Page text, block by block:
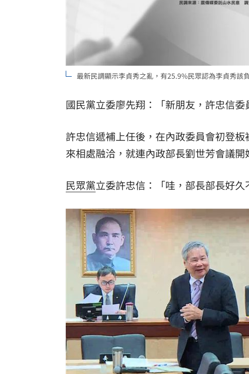
台彩父親節推新刮刮樂千萬頭獎超「爸」氣
商場戰國來臨 台中「頂奢大道」逐漸成形
「拍片人的多重宇宙」職涯論壇9/12登場！
理想混蛋號召粉絲跨海追星吃美食！ 18:15
最新民調顯示李貞秀之亂，有25.9%民眾認為李貞秀該
國民黨立委廖先翔：「新朋友，許忠信委
許忠信遞補上任後，在內政委員會初登
來相處融洽，就連內政部長劉世芳會議開
民眾黨立委許忠信：「哇，部長部長好久